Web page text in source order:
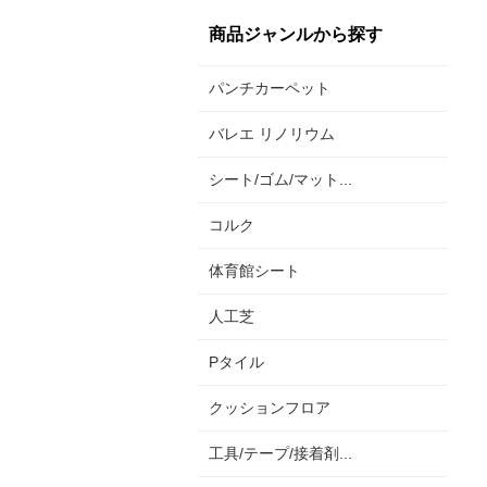
商品ジャンルから探す
パンチカーペット
バレエ リノリウム
シート/ゴム/マット...
コルク
体育館シート
人工芝
Pタイル
クッションフロア
工具/テープ/接着剤...